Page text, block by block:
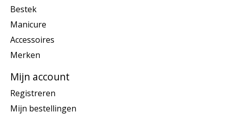
Bestek
Manicure
Accessoires
Merken
Mijn account
Registreren
Mijn bestellingen